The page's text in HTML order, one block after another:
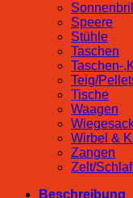
Speere
Stühle
Taschen
Taschen-
Teig/
Tische
Waagen
Wirbel &
Zangen
Zelt/
Beschreibung